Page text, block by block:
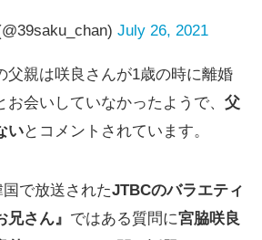
July 26, 2021
父親は咲良さんが1歳の時に離婚
会いしていなかったようで、 父
いとコメントされています。
で放送されたJTBCのバラエティ
さん』 ではある質問に宮脇咲良